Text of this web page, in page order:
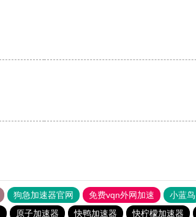
狗急加速器官网 免费vqn外网加速 小蓝鸟
原子加速器 快鸭加速器 快柠檬加速器